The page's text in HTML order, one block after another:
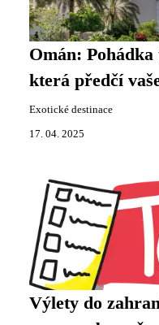
Omán:
která předčí
Exotické destinace
17. 04. 2025
Výlety do